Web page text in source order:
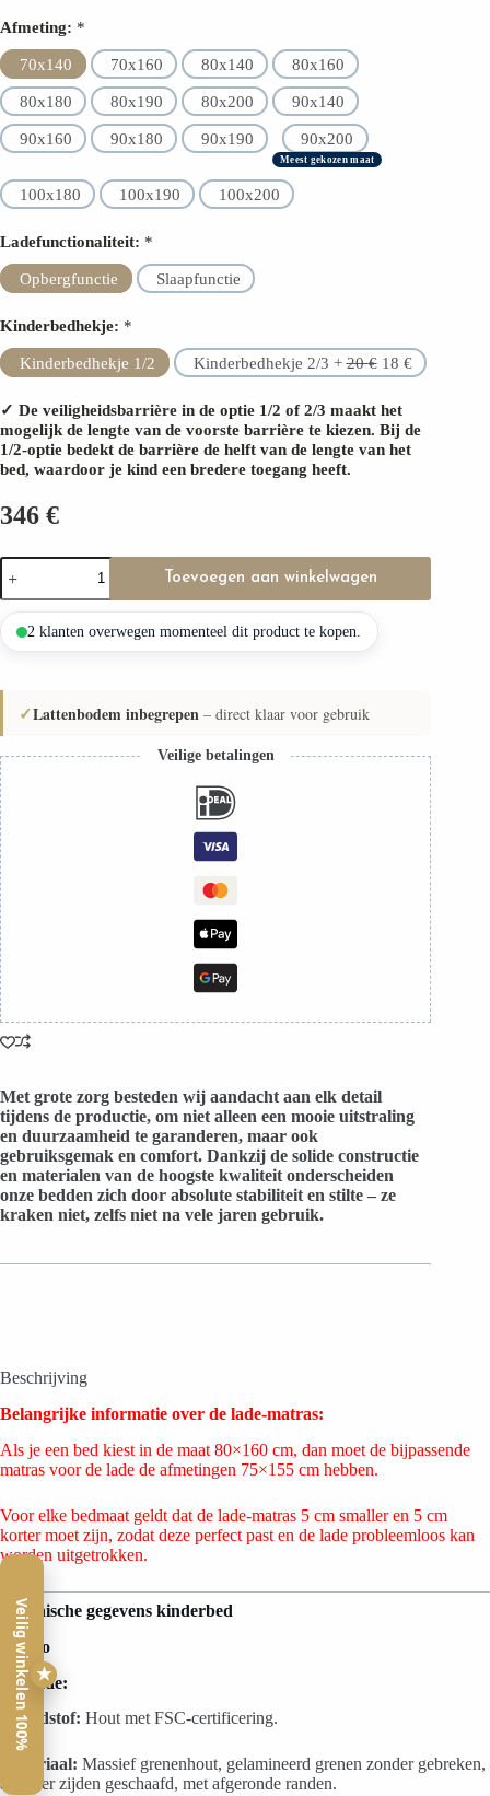
Afmeting: *
70x140 70x160 80x140 80x160
80x180 80x190 80x200 90x140
90x160 90x180 90x190 90x200
Meest gekozen maat
100x180 100x190 100x200
Ladefunctionaliteit: *
Opbergfunctie Slaapfunctie
Kinderbedhekje: *
Kinderbedhekje 1/2 Kinderbedhekje 2/3 +20€ 18 €
✓ De veiligheidsbarrière in de optie 1/2 of 2/3 maakt het
mogelijk de lengte van de voorste barrière te kiezen. Bij de
1/2-optie bedekt de barrière de helft van de lengte van het
bed, waardoor je kind een bredere toegang heeft.
346 €
Kinderbed
FAGGIO
met
(Snelle
aantal
Toevoegen aan winkelwagen
2 klanten overwegen momenteel dit product te kopen.
✓Lattenbodem inbegrepen – direct klaar voor gebruik
Veilige betalingen
Met grote zorg besteden wij aandacht aan elk detail
tijdens de productie, om niet alleen een mooie uitstraling
en duurzaamheid te garanderen, maar ook
gebruiksgemak en comfort. Dankzij de solide constructie
en materialen van de hoogste kwaliteit onderscheiden
onze bedden zich door absolute stabiliteit en stilte – ze
kraken niet, zelfs niet na vele jaren gebruik.
Beschrijving
Belangrijke informatie over de lade-matras:
Als je een bed kiest in de maat 80×160 cm, dan moet de bijpassende
matras voor de lade de afmetingen 75×155 cm hebben.
Voor elke bedmaat geldt dat de lade-matras 5 cm smaller en 5 cm
korter moet zijn, zodat deze perfect past en de lade probleemloos kan
worden uitgetrokken.
Technische gegevens kinderbed
Faggio
met lade:
Grondstof: Hout met FSC-certificering.
Materiaal: Massief grenenhout, gelamineerd grenen zonder gebreken,
aan vier zijden geschaafd, met afgeronde randen.
★
Veilig winkelen 100%